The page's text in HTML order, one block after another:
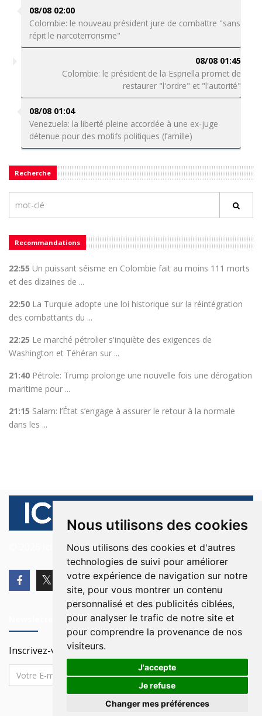
Nous utilisons des cookies
Nous utilisons des cookies et d'autres
technologies de suivi pour améliorer
votre expérience de navigation sur notre
site, pour vous montrer un contenu
personnalisé et des publicités ciblées,
pour analyser le trafic de notre site et
pour comprendre la provenance de nos
visiteurs.
J'accepte
Je refuse
Changer mes préférences
08/08 02:00
Colombie: le nouveau président jure de combattre "sans
répit le narcoterrorisme"
08/08 01:45
Colombie: le président de la Espriella promet de
restaurer "l'ordre" et "l'autorité"
08/08 01:04
Venezuela: la liberté pleine accordée à une ex-juge
détenue pour des motifs politiques (famille)
Recherche
Recommandations
22:55 Un puissant séisme en Colombie fait au moins 111 morts
et des dizaines de ...
22:50 La Turquie adopte une loi historique sur la réintégration
des combattants du ...
22:25 Le marché pétrolier s'inquiète des exigences de
Washington et Téhéran sur ...
21:40 Pétrole: Trump prolonge une nouvelle fois une dérogation
maritime pour ...
21:15 Salam: l’État s’engage à assurer le retour à la normale
dans les ...
© 2026 Ici Beyrouth. Tous les droits sont réservés.
Inscrivez-vous à notre Newsletter